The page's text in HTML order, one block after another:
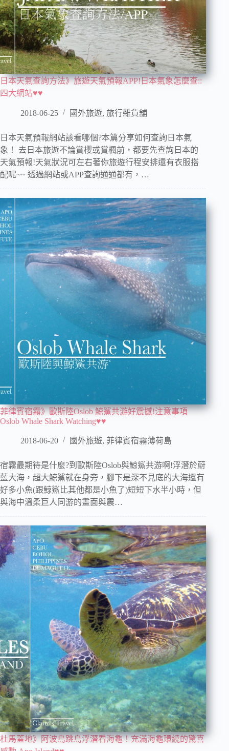
日本天氣查詢方法》旅遊天氣預報APP!日本氣象怎麼查::
四大網站♥♥
2018-06-25 國外旅遊, 旅行雜貨舖
日本天氣預報網站該看哪個?本篇分享如何查詢日本氣
象！ 去日本旅遊不論賞櫻或賞楓前，都要先查詢日本的
天氣預報!天氣狀況可左右著你旅遊行程安排還有衣服搭
配呢~~ 透過網站或APP查詢通通都有，…
菲律賓宿霧》歐斯陸Oslob 鯨鯊共游好震撼!注意事項
Oslob Whale Shark Watching♥♥
2018-06-20 國外旅遊, 菲律賓宿霧薄荷島
宿霧最期待是什麼?到歐斯陸Oslob與鯨鯊共游啊!浮潛於蔚
藍大海，超大鯨鯊就在身旁，腳下是深不見底的大海還有
好多小魚(跟鯨鯊比其他都是小魚了)短短下水半小時，但
與海中溫柔巨人同游的畫面與震…
杜馬蓋地》阿波島跳島浮潛看海龜！充滿海龜環繞的驚喜